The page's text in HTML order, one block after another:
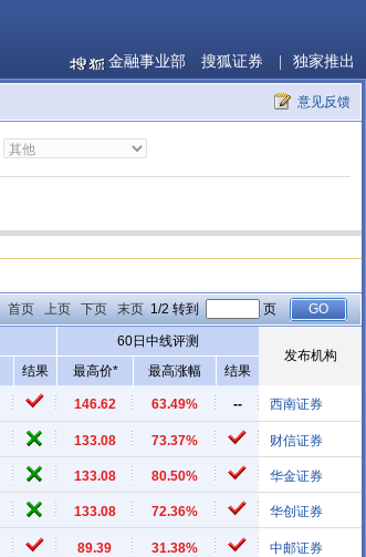
金融事业部 搜狐证券 独家推出
意见反馈
首页 上页 下页 末页 1/2 转到 页
60日中线评测
发布机构
结果 最高价* 最高涨幅 结果
146.62 63.49% -- 西南证券
133.08 73.37% 财信证券
133.08 80.50% 华金证券
133.08 72.36% 华创证券
89.39 31.38% 中邮证券